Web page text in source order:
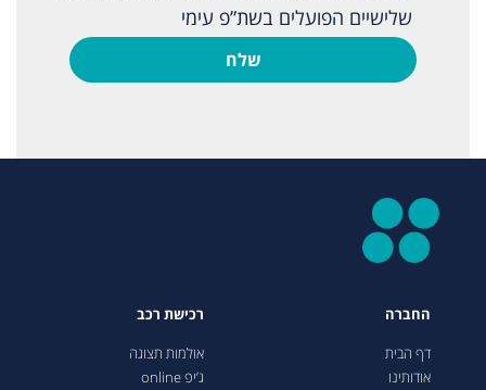
שלישיים הפועלים בשת”פ עימי
שלח
החברה
דף הבית
אודותינו
רכישת רכב
אולמות תצוגה
ג’יפ online